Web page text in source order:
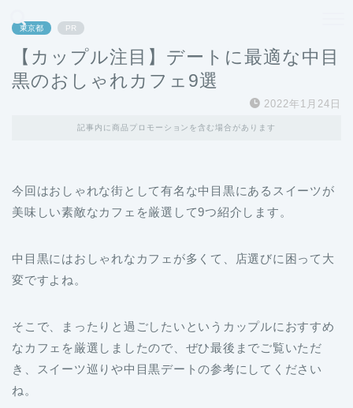
東京都 PR
【カップル注目】デートに最適な中目
黒のおしゃれカフェ9選
2022年1月24日
記事内に商品プロモーションを含む場合があります
今回はおしゃれな街として有名な中目黒にあるスイーツが
美味しい素敵なカフェを厳選して9つ紹介します。
中目黒にはおしゃれなカフェが多くて、店選びに困って大
変ですよね。
そこで、まったりと過ごしたいというカップルにおすすめ
なカフェを厳選しましたので、ぜひ最後までご覧いただ
き、スイーツ巡りや中目黒デートの参考にしてください
ね。